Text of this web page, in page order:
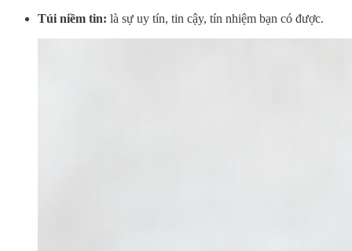
Túi niềm tin: là sự uy tín, tin cậy, tín nhiệm bạn có được.